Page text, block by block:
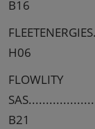
B16
H06
FLOWLITY
B21